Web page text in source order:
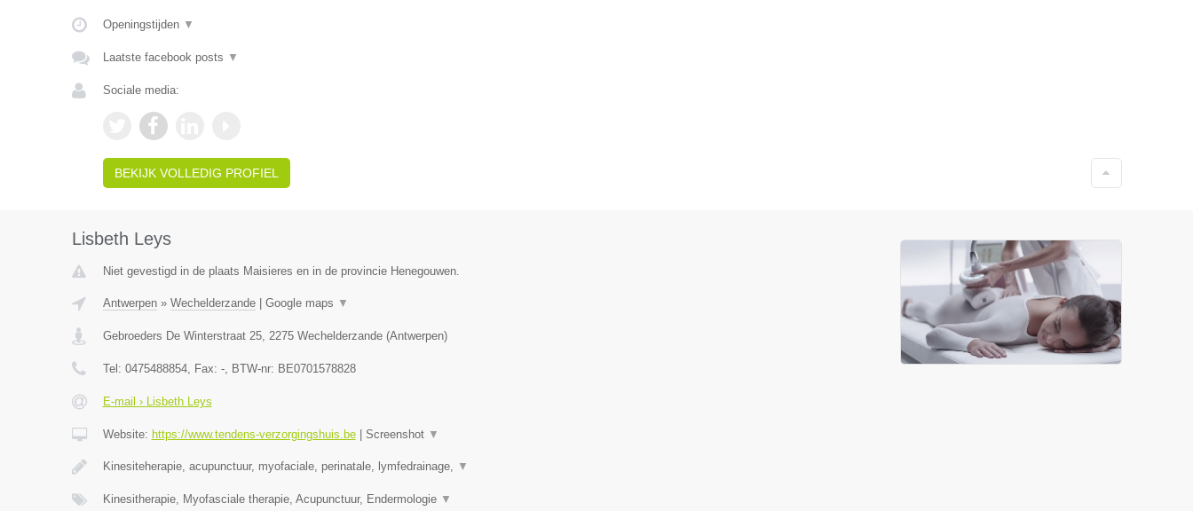
Openingstijden ▼
Laatste facebook posts ▼
Sociale media:
BEKIJK VOLLEDIG PROFIEL
Lisbeth Leys
Niet gevestigd in de plaats Maisieres en in de provincie Henegouwen.
Antwerpen» Wechelderzande| Google maps ▼
Gebroeders De Winterstraat 25, 2275 Wechelderzande(Antwerpen)
Tel: 0475488854, Fax: -, BTW-nr: BE0701578828
E-mail › Lisbeth Leys
Website: https://www.tendens-verzorgingshuis.be| Screenshot ▼
Kinesiteherapie, acupunctuur, myofaciale, perinatale, lymfedrainage, ▼
Kinesitherapie, Myofasciale therapie, Acupunctuur, Endermologie ▼